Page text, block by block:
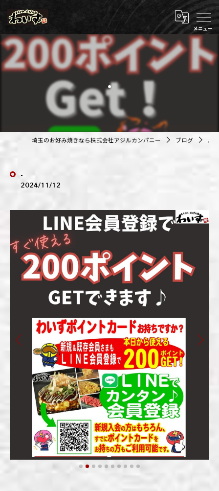
.
埼玉のお好み焼きなら株式会社アジルカンパニー ブログ .
.
2024/11/12